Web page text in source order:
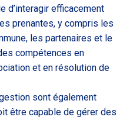
d’interagir efficacement
prenantes, y compris les
les partenaires et le
compétences en
et en résolution de
sont également
être capable de gérer des